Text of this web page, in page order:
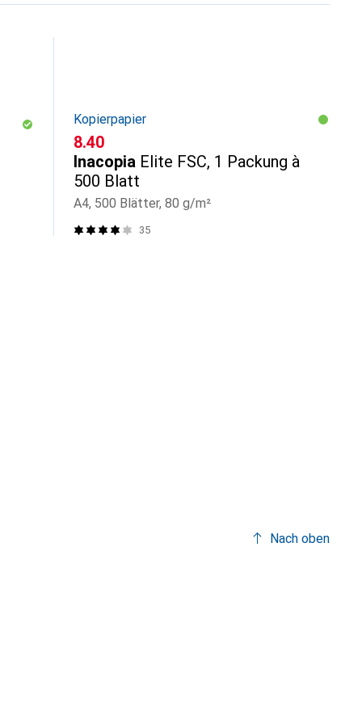
Kopierpapier
CHF
8.40
Inacopia Elite FSC, 1 Packung à
500 Blatt
A4, 500 Blätter, 80 g/m²
35
Nach oben